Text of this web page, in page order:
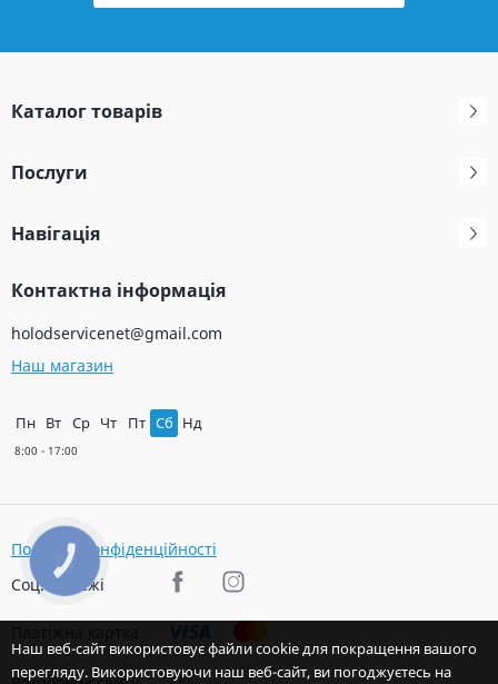
Каталог товарів
Послуги
Навігація
Контактна інформація
holodservicenet@gmail.com
Наш магазин
Пн Вт Ср Чт Пт Сб Нд
Політика конфіденційності
Соц. мережі
Наш веб-сайт використовує файли cookie для покращення вашого
перегляду. Використовуючи наш веб-сайт, ви погоджуєтесь на
КНОПКА
ЗВ'ЯЗКУ